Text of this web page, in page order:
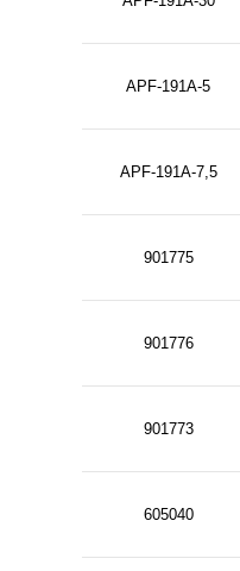
APF-191A-5
APF-191A-7,5
901775
901776
901773
605040